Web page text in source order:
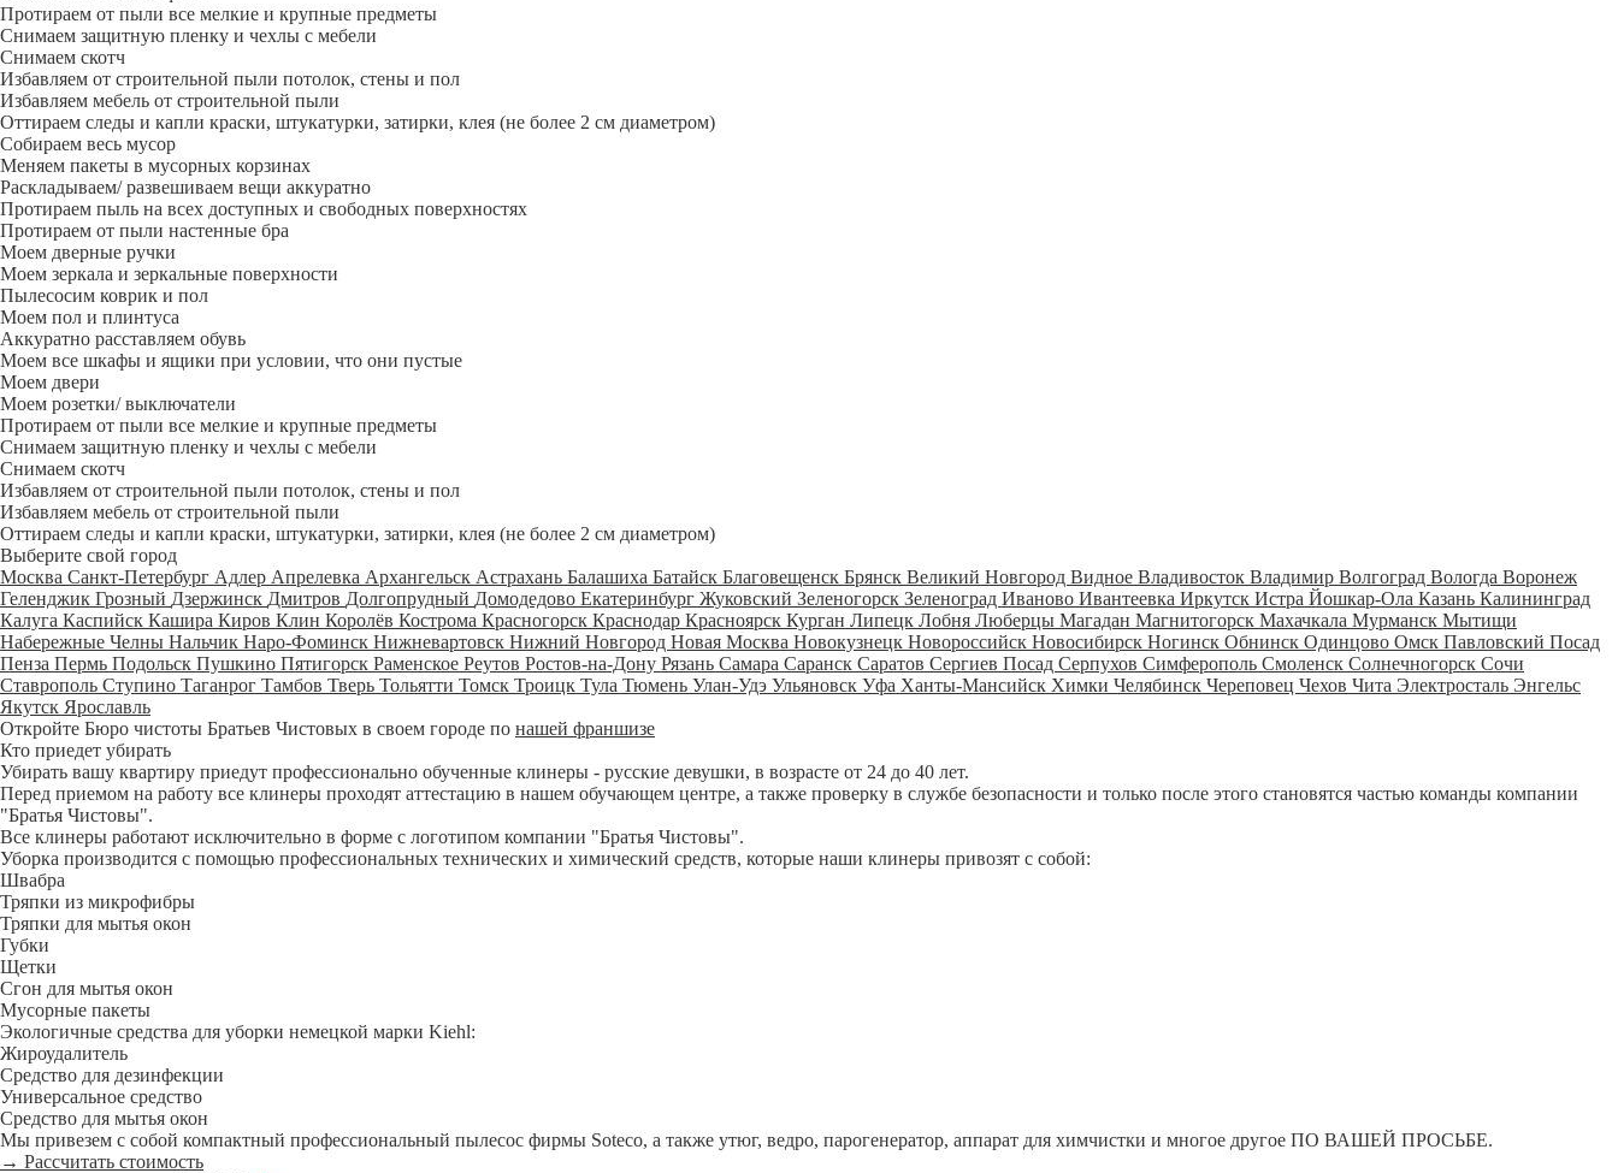
Протираем от пыли все мелкие и крупные предметы
Снимаем защитную пленку и чехлы с мебели
Снимаем скотч
Избавляем от строительной пыли потолок, стены и пол
Избавляем мебель от строительной пыли
Оттираем следы и капли краски, штукатурки, затирки, клея (не более 2 см диаметром)
Собираем весь мусор
Меняем пакеты в мусорных корзинах
Раскладываем/ развешиваем вещи аккуратно
Протираем пыль на всех доступных и свободных поверхностях
Протираем от пыли настенные бра
Моем дверные ручки
Моем зеркала и зеркальные поверхности
Пылесосим коврик и пол
Моем пол и плинтуса
Аккуратно расставляем обувь
Моем все шкафы и ящики при условии, что они пустые
Моем двери
Моем розетки/ выключатели
Протираем от пыли все мелкие и крупные предметы
Снимаем защитную пленку и чехлы с мебели
Снимаем скотч
Избавляем от строительной пыли потолок, стены и пол
Избавляем мебель от строительной пыли
Оттираем следы и капли краски, штукатурки, затирки, клея (не более 2 см диаметром)
Выберите свой город
Москва Санкт-Петербург Адлер Апрелевка Архангельск Астрахань Балашиха Батайск Благовещенск Брянск Великий Новгород Видное Владивосток Владимир Волгоград Вологда Воронеж
Геленджик Грозный Дзержинск Дмитров Долгопрудный Домодедово Екатеринбург Жуковский Зеленогорск Зеленоград Иваново Ивантеевка Иркутск Истра Йошкар-Ола Казань Калининград
Калуга Каспийск Кашира Киров Клин Королёв Кострома Красногорск Краснодар Красноярск Курган Липецк Лобня Люберцы Магадан Магнитогорск Махачкала Мурманск Мытищи
Набережные Челны Нальчик Наро-Фоминск Нижневартовск Нижний Новгород Новая Москва Новокузнецк Новороссийск Новосибирск Ногинск Обнинск Одинцово Омск Павловский Посад
Пенза Пермь Подольск Пушкино Пятигорск Раменское Реутов Ростов-на-Дону Рязань Самара Саранск Саратов Сергиев Посад Серпухов Симферополь Смоленск Солнечногорск Сочи
Ставрополь Ступино Таганрог Тамбов Тверь Тольятти Томск Троицк Тула Тюмень Улан-Удэ Ульяновск Уфа Ханты-Мансийск Химки Челябинск Череповец Чехов Чита Электросталь Энгельс
Якутск Ярославль
Откройте Бюро чистоты Братьев Чистовых в своем городе по нашей франшизе
Кто приедет убирать
Убирать вашу квартиру приедут профессионально обученные клинеры - русские девушки, в возрасте от 24 до 40 лет.
Перед приемом на работу все клинеры проходят аттестацию в нашем обучающем центре, а также проверку в службе безопасности и только после этого становятся частью команды компании
"Братья Чистовы".
Все клинеры работают исключительно в форме с логотипом компании "Братья Чистовы".
Уборка производится с помощью профессиональных технических и химический средств, которые наши клинеры привозят с собой:
Швабра
Тряпки из микрофибры
Тряпки для мытья окон
Губки
Щетки
Сгон для мытья окон
Мусорные пакеты
Экологичные средства для уборки немецкой марки Kiehl:
Жироудалитель
Средство для дезинфекции
Универсальное средство
Средство для мытья окон
Мы привезем с собой компактный профессиональный пылесос фирмы Soteco, а также утюг, ведро, парогенератор, аппарат для химчистки и многое другое ПО ВАШЕЙ ПРОСЬБЕ.
→ Рассчитать стоимость